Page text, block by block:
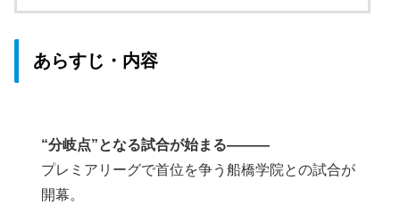
あらすじ・内容
“分岐点”となる試合が始まる―――
プレミアリーグで首位を争う船橋学院との試合が
開幕。